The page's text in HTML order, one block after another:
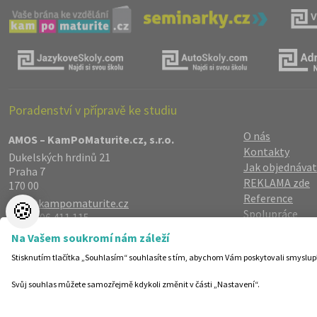
Poradenství v přípravě ke studiu
AMOS – KamPoMaturite.cz, s.r.o.
Dukelských hrdinů 21
Praha 7
170 00
info@kampomaturite.cz
+420 606 411 115
O nás
Kontakty
Jak objednávat
REKLAMA zde
Reference
Spolupráce
Helpdesk
🍪
Na Vašem soukromí nám záleží
Stisknutím tlačítka „Souhlasím“ souhlasíte s tím, abychom Vám poskytovali
Svůj souhlas můžete samozřejmě kdykoli změnit v části „Nastavení“.